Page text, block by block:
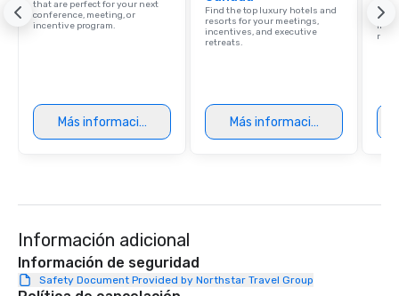
that are perfect for your next
conference, meeting, or
incentive program.
Más información
Find the top luxury hotels and
resorts for your meetings,
incentives, and executive
retreats.
Más información
Información adicional
Información de seguridad
Safety Document Provided by Northstar Travel Group